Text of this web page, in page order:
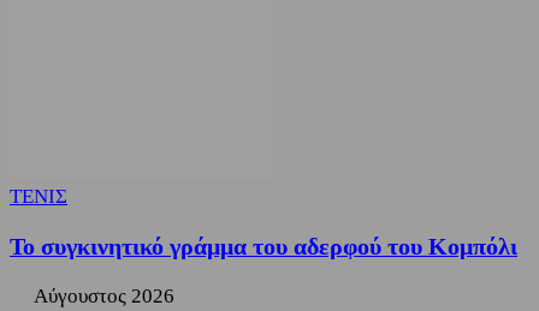
ΤΕΝΙΣ
Το συγκινητικό γράμμα του αδερφού του Κομπόλι
Αύγουστος 2026